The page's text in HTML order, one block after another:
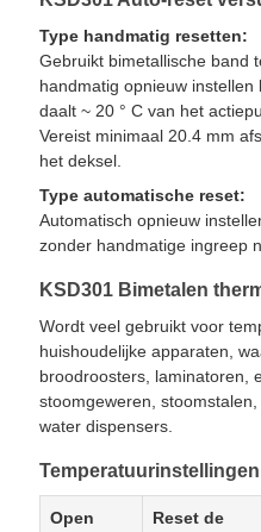
Type handmatig resetten:
Gebruikt bimetallische band
handmatig opnieuw
daalt ~ 20 ° C van het
Vereist minimaal 20.4 mm
het deksel.
Type automatische reset:
Automatisch opnieuw
zonder handmatige ingreep
KSD301 Bimetalen
Wordt veel gebruikt voor
huishoudelijke apparaten,
broodroosters, laminatoren,
stoomgeweren,
water dispensers.
Temperatuurinstellingen
Open
Reset de